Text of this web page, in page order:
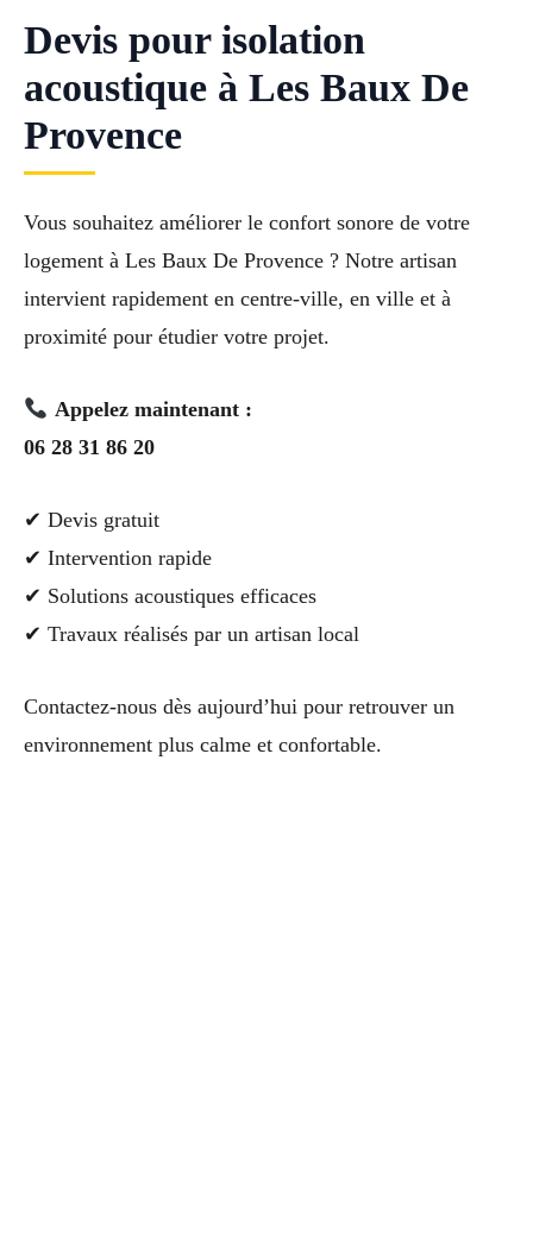
Devis pour isolation
acoustique à Les Baux De
Provence
Vous souhaitez améliorer le confort sonore de votre
logement à Les Baux De Provence ? Notre artisan
intervient rapidement en centre-ville, en ville et à
proximité pour étudier votre projet.
Appelez maintenant :
06 28 31 86 20
✔ Devis gratuit
✔ Intervention rapide
✔ Solutions acoustiques efficaces
✔ Travaux réalisés par un artisan local
Contactez-nous dès aujourd’hui pour retrouver un
environnement plus calme et confortable.